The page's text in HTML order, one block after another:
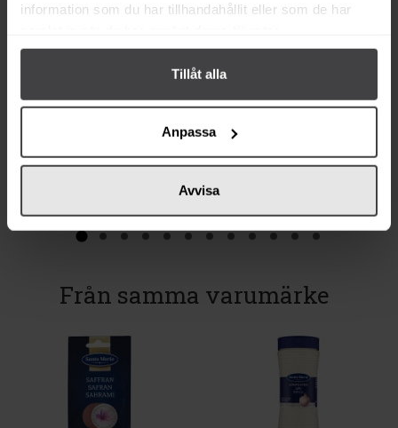
information som du har tillhandahållit eller som de har
Tillåt alla
Anpassa
Avvisa
Santa Maria Chili Explosion 70g
Köp
62 kr
Santa Maria Five Peppers 60g
Köp
Från samma varumärke